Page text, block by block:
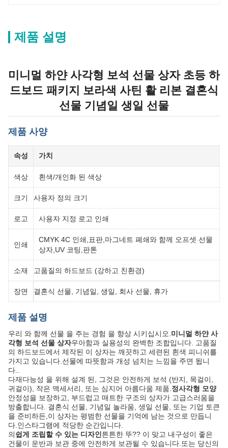
제품 설명
미니멀 하얀 사각형 보석 선물 상자 초등 하
드보드 패키지 보라색 사틴 활 리본 결혼식
선물 기념일 생일 선물
제품 사양
속성 가치
색상 흰색/개인화 된 색상
크기 사용자 정의 크기
로고 사용자 지정 로고 인쇄
인쇄
CMYK 4C 인쇄,표판,마그네트 폐쇄와 함께 오프셋 선물
상자,UV 코팅,판톤
소재 고품질의 하드보드 (강하고 친환경)
장면 결혼식 선물, 기념일, 생일, 회사 선물, 휴가
제품 설명
우리 와 함께 선물 을 주는 경험 을 향상 시키십시오. 미니멀 하얀 사
각형 보석 선물 상자우아함과 실용성의 완벽한 조합입니다. 고품질
의 하드보드에서 제작된 이 상자는 깨끗하고 세련된 흰색 피니쉬를
가지고 있습니다.선물에 따뜻함과 개성 넘치는 느낌을 주면 됩니
다..
다재다능성 을 위해 설계 된, 그것은 안전하게 보석 (반지, 목걸이,
귀걸이), 작은 액세서리, 또는 심지어 아름다움 제품. 정사각형 모양
안정성을 보장하고, 부드럽고 매트한 구조의 상자가 고급스러움을
방출합니다. 결혼식 선물, 기념일 놀라움, 생일 선물, 또는 기업 토큰
을 준비하든,이 상자는 평범한 선물을 기억에 남는 것으로 만듭니
다.인스타그램에 적당한 순간입니다.
의쉽게 조립할 수 있는 디자인 튼튼한 뚜?? 이 맞고 내구성이 좋은
건물이 운반과 보관 중에 안전하게 보관될 수 있습니다.또는 당신의